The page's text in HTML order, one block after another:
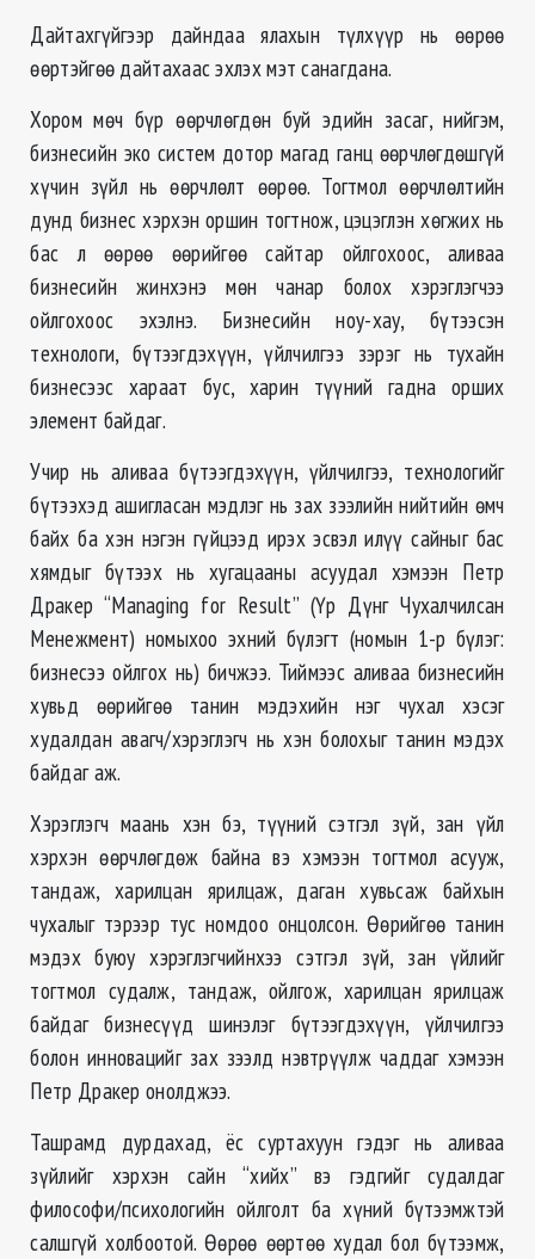
Дайтахгүйгээр дайндаа ялахын түлхүүр нь өөрөө
өөртэйгөө дайтахаас эхлэх мэт санагдана.
Хором мөч бүр өөрчлөгдөн буй эдийн засаг, нийгэм,
бизнесийн эко систем дотор магад ганц өөрчлөгдөшгүй
хүчин зүйл нь өөрчлөлт өөрөө. Тогтмол өөрчлөлтийн
дунд бизнес хэрхэн оршин тогтнож, цэцэглэн хөгжих нь
бас л өөрөө өөрийгөө сайтар ойлгохоос, аливаа
бизнесийн жинхэнэ мөн чанар болох хэрэглэгчээ
ойлгохоос эхэлнэ. Бизнесийн ноу-хау, бүтээсэн
технологи, бүтээгдэхүүн, үйлчилгээ зэрэг нь тухайн
бизнесээс хараат бус, харин түүний гадна орших
элемент байдаг.
Учир нь аливаа бүтээгдэхүүн, үйлчилгээ, технологийг
бүтээхэд ашигласан мэдлэг нь зах зээлийн нийтийн өмч
байх ба хэн нэгэн гүйцээд ирэх эсвэл илүү сайныг бас
хямдыг бүтээх нь хугацааны асуудал хэмээн Петр
Дракер “Managing for Result” (Үр Дүнг Чухалчилсан
Менежмент) номыхоо эхний бүлэгт (номын 1-р бүлэг:
бизнесээ ойлгох нь) бичжээ. Тиймээс аливаа бизнесийн
хувьд өөрийгөө танин мэдэхийн нэг чухал хэсэг
худалдан авагч/хэрэглэгч нь хэн болохыг танин мэдэх
байдаг аж.
Хэрэглэгч маань хэн бэ, түүний сэтгэл зүй, зан үйл
хэрхэн өөрчлөгдөж байна вэ хэмээн тогтмол асууж,
тандаж, харилцан ярилцаж, даган хувьсаж байхын
чухалыг тэрээр тус номдоо онцолсон. Өөрийгөө танин
мэдэх буюу хэрэглэгчийнхээ сэтгэл зүй, зан үйлийг
тогтмол судалж, тандаж, ойлгож, харилцан ярилцаж
байдаг бизнесүүд шинэлэг бүтээгдэхүүн, үйлчилгээ
болон инновацийг зах зээлд нэвтрүүлж чаддаг хэмээн
Петр Дракер онолджээ.
Ташрамд дурдахад, ёс суртахуун гэдэг нь аливаа
зүйлийг хэрхэн сайн “хийх” вэ гэдгийг судалдаг
философи/психологийн ойлголт ба хүний бүтээмжтэй
салшгүй холбоотой. Өөрөө өөртөө худал бол бүтээмж,